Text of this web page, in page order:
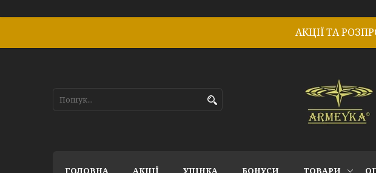
АКЦІЇ ТА
ГОЛОВНА АКЦІЇ УЦІНКА БОНУСИ ТОВАРИ